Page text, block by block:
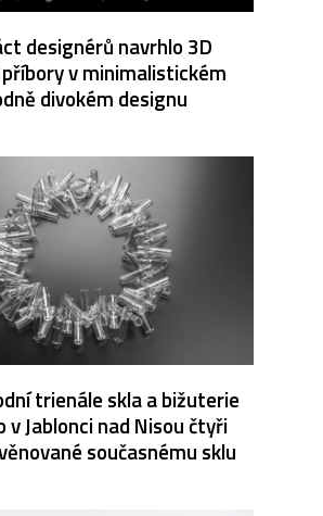
designérů navrhlo 3D
v minimalistickém
divokém designu
trienále skla a bižuterie
v Jablonci nad Nisou čtyři
současnému sklu